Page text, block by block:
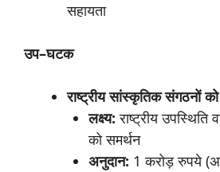
सहायता
उप–घटक
राष्ट्रीय सांस्कृतिक संगठनों को
लक्ष्य: राष्ट्रीय
को समर्थन
अनुदान: 1 करोड़ रुपये